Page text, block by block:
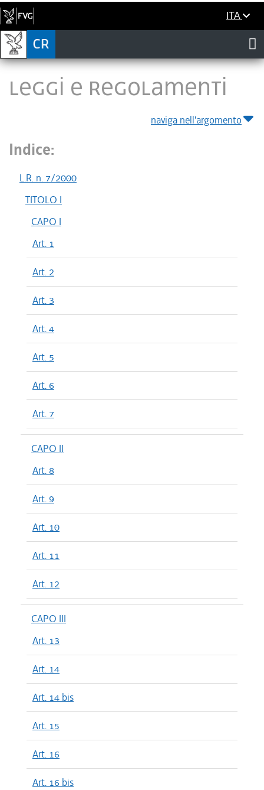
ITA
LEGGI E REGOLAMENTI
naviga nell'argomento
Indice:
L.R. n. 7/2000
TITOLO I
CAPO I
Art. 1
Art. 2
Art. 3
Art. 4
Art. 5
Art. 6
Art. 7
CAPO II
Art. 8
Art. 9
Art. 10
Art. 11
Art. 12
CAPO III
Art. 13
Art. 14
Art. 14 bis
Art. 15
Art. 16
Art. 16 bis